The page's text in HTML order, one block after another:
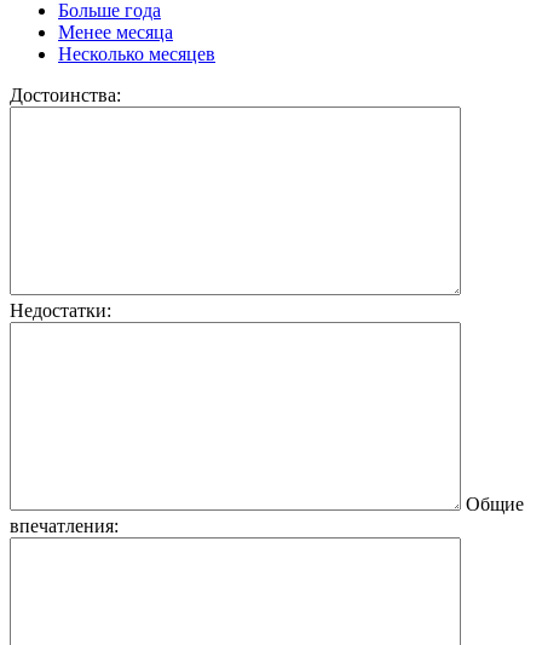
Больше года
Менее месяца
Несколько месяцев
Достоинства:
Недостатки:
Общие
впечатления: